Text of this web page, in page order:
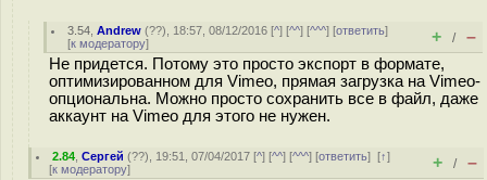
3.54 ,Andrew (??), 18:57, 08/12/2016 [^] [^^] [^^^] [ответить]
[к модератору] + / –
Не придется. Потому это просто экспорт в формате,
оптимизированном для Vimeo, прямая загрузка на Vimeo-
опциональна. Можно просто сохранить все в файл, даже
аккаунт на Vimeo для этого не нужен.
2.84 ,Сергей (??), 19:51, 07/04/2017 [^] [^^] [^^^] [ответить][↑]
[к модератору] + / –